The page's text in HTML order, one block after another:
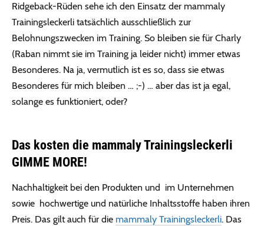
Ridgeback-Rüden sehe ich den Einsatz der mammaly
Trainingsleckerli tatsächlich ausschließlich zur
Belohnungszwecken im Training. So bleiben sie für Charly
(Raban nimmt sie im Training ja leider nicht) immer etwas
Besonderes. Na ja, vermutlich ist es so, dass sie etwas
Besonderes für mich bleiben … ;-) … aber das ist ja egal,
solange es funktioniert, oder?
Das kosten die mammaly Trainingsleckerli
GIMME MORE!
Nachhaltigkeit bei den Produkten und im Unternehmen
sowie hochwertige und natürliche Inhaltsstoffe haben ihren
Preis. Das gilt auch für die mammaly Trainingsleckerli. Das